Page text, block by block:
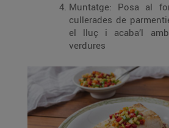
Muntatge: Posa al
cullerades de
el lluç i acaba’l
verdures